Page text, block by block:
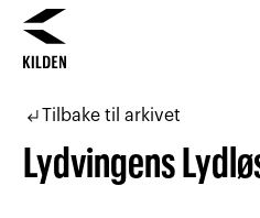
subdirectory_arrow_leftTilbake til arkivet
Lydvingens